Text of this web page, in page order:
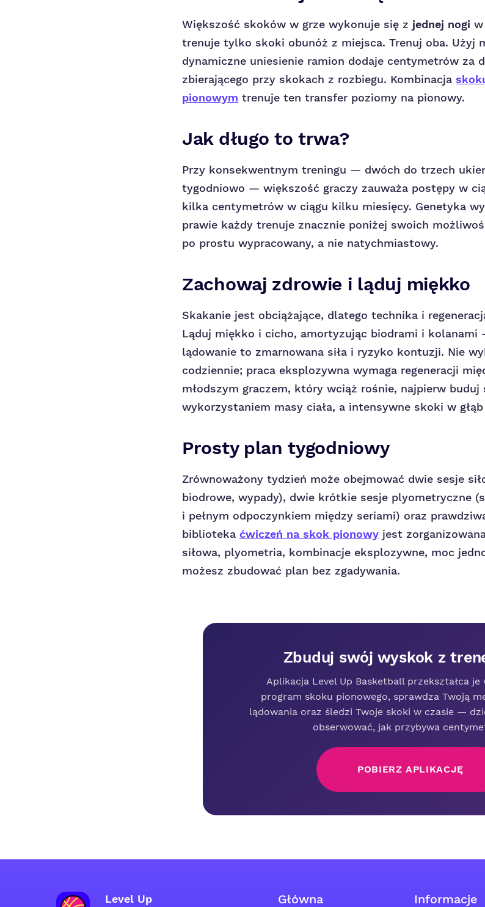
Większość skoków w grze wykonuje się z jednej nogi
trenuje tylko skoki obunóż z miejsca. Trenuj oba. Użyj
dynamiczne uniesienie ramion dodaje centymetrów za
zbierającego przy skokach z rozbiegu. Kombinacja
pionowym trenuje ten transfer poziomy na pionowy.
Jak długo to trwa?
Przy konsekwentnym treningu — dwóch do trzech
tygodniowo — większość graczy zauważa postępy w
kilka centymetrów w ciągu kilku miesięcy. Genetyka
prawie każdy trenuje znacznie poniżej swoich
po prostu wypracowany, a nie natychmiastowy.
Zachowaj zdrowie i ląduj miękko
Skakanie jest obciążające, dlatego technika i
Ląduj miękko i cicho, amortyzując biodrami i kolanami
lądowanie to zmarnowana siła i ryzyko kontuzji. Nie
codziennie; praca eksplozywna wymaga regeneracji
młodszym graczem, który wciąż rośnie, najpierw buduj
wykorzystaniem masy ciała, a intensywne skoki w
Prosty plan tygodniowy
Zrównoważony tydzień może obejmować dwie sesje
biodrowe, wypady), dwie krótkie sesje plyometryczne
i pełnym odpoczynkiem między seriami) oraz
biblioteka ćwiczeń na skok pionowy jest
siłowa, plyometria, kombinacje eksplozywne, moc
możesz zbudować plan bez zgadywania.
Zbuduj swój wyskok z
Aplikacja Level Up Basketball przekształca je
program skoku pionowego, sprawdza Twoją
lądowania oraz śledzi Twoje skoki w czasie —
obserwować, jak przybywa
POBIERZ APLIKACJĘ
Level Up Główna Informacje